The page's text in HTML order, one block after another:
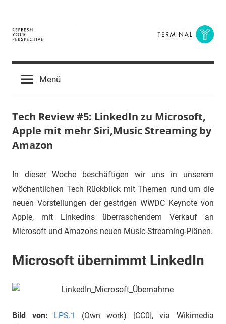
springen
Terminal
Y
Digital
BusinessMenü
Tech Review #5: LinkedIn zu Microsoft,
Apple mit mehr Siri,Music Streaming by
Amazon
14.
Juni
terminal-
y
Urbi
et
In dieser Woche beschäftigen wir uns in unserem
wöchentlichen Tech Rückblick mit Themen rund um die
neuen Vorstellungen der gestrigen WWDC Keynote von
Apple, mit LinkedIns überraschendem Verkauf an
Microsoft und Amazons neuen Music-Streaming-Plänen.
Microsoft übernimmt LinkedIn
Bild von: LPS.1
(Own work) [CC0], via Wikimedia